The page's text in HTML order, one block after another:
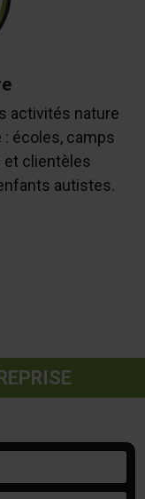
activités nature
: écoles, camps
et clientèles
autistes.